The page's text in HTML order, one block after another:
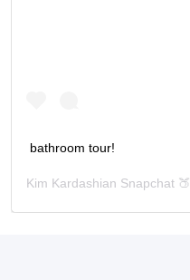
bathroom tour!
Kim Kardashian Snapchat 🍑